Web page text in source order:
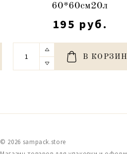
60*60см20л
195 руб.
В
© 2026 sampack.store